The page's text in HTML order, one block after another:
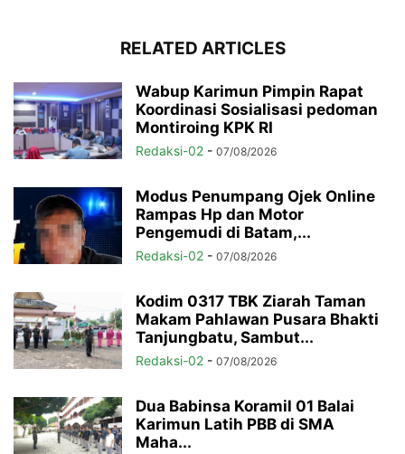
RELATED ARTICLES
Wabup Karimun Pimpin Rapat
Koordinasi Sosialisasi pedoman
Montiroing KPK RI
Redaksi-02 - 07/08/2026
Modus Penumpang Ojek Online
Rampas Hp dan Motor
Pengemudi di Batam,...
Redaksi-02 - 07/08/2026
Kodim 0317 TBK Ziarah Taman
Makam Pahlawan Pusara Bhakti
Tanjungbatu, Sambut...
Redaksi-02 - 07/08/2026
Dua Babinsa Koramil 01 Balai
Karimun Latih PBB di SMA
Maha...